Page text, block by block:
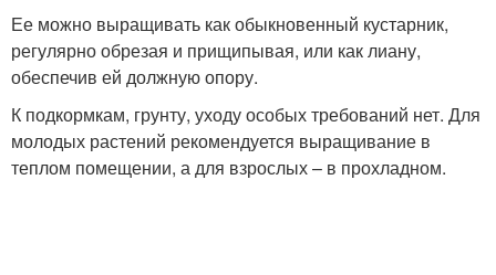
Ее можно выращивать как обыкновенный кустарник,
регулярно обрезая и прищипывая, или как лиану,
обеспечив ей должную опору.
К подкормкам, грунту, уходу особых требований нет. Для
молодых растений рекомендуется выращивание в
теплом помещении, а для взрослых – в прохладном.